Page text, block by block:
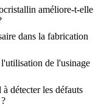
améliore-t-elle
dans la fabrication
de l'usinage
détecter les défauts